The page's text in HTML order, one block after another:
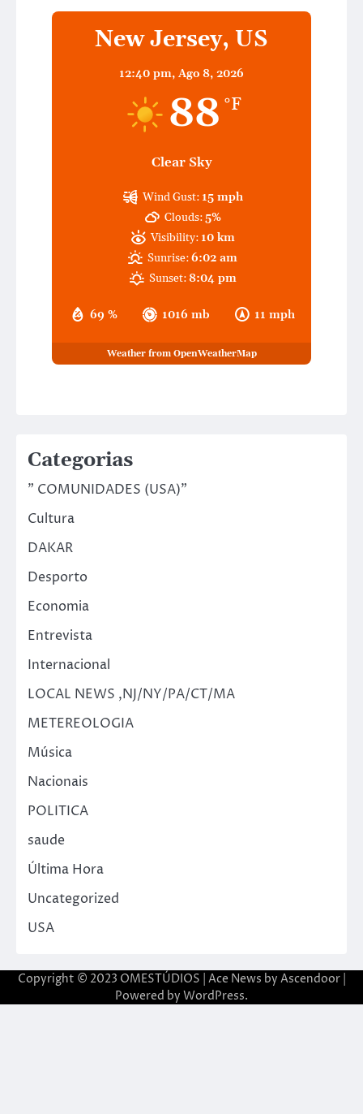
New Jersey, US
12:40 pm, Ago 8, 2026
88 °F
Clear Sky
69 % 1016 mb 11 mph
Wind Gust: 15 mph
Clouds:5%
Visibility: 10 km
Sunrise:6:02 am
Sunset:8:04 pm
Weather from OpenWeatherMap
Categorias
" COMUNIDADES (USA)"
Cultura
DAKAR
Desporto
Economia
Entrevista
Internacional
LOCAL NEWS ,NJ/NY/PA/CT/MA
METEREOLOGIA
Música
Nacionais
POLITICA
saude
Última Hora
Uncategorized
USA
Copyright © 2023 OMESTÚDIOS | Ace News by Ascendoor|
Powered by WordPress.